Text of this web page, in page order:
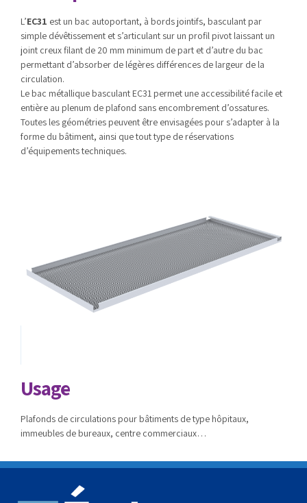
L’EC31 est un bac autoportant, à bords jointifs, basculant par
simple dévêtissement et s’articulant sur un profil pivot laissant un
joint creux filant de 20 mm minimum de part et d’autre du bac
permettant d’absorber de légères différences de largeur de la
circulation.
Le bac métallique basculant EC31 permet une accessibilité facile et
entière au plenum de plafond sans encombrement d’ossatures.
Toutes les géométries peuvent être envisagées pour s’adapter à la
forme du bâtiment, ainsi que tout type de réservations
d’équipements techniques.
Usage
Plafonds de circulations pour bâtiments de type hôpitaux,
immeubles de bureaux, centre commerciaux…